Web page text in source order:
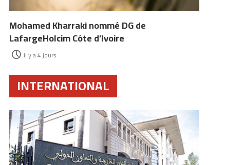
Mohamed Kharraki nommé DG de
LafargeHolcim Côte d’Ivoire
il y a 4 jours
INTERNATIONAL